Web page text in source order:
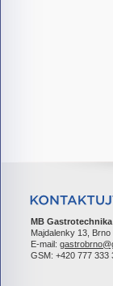
MB Gastrotechnika
Majdalenky 13,
E-mail:
GSM: +420 777 333